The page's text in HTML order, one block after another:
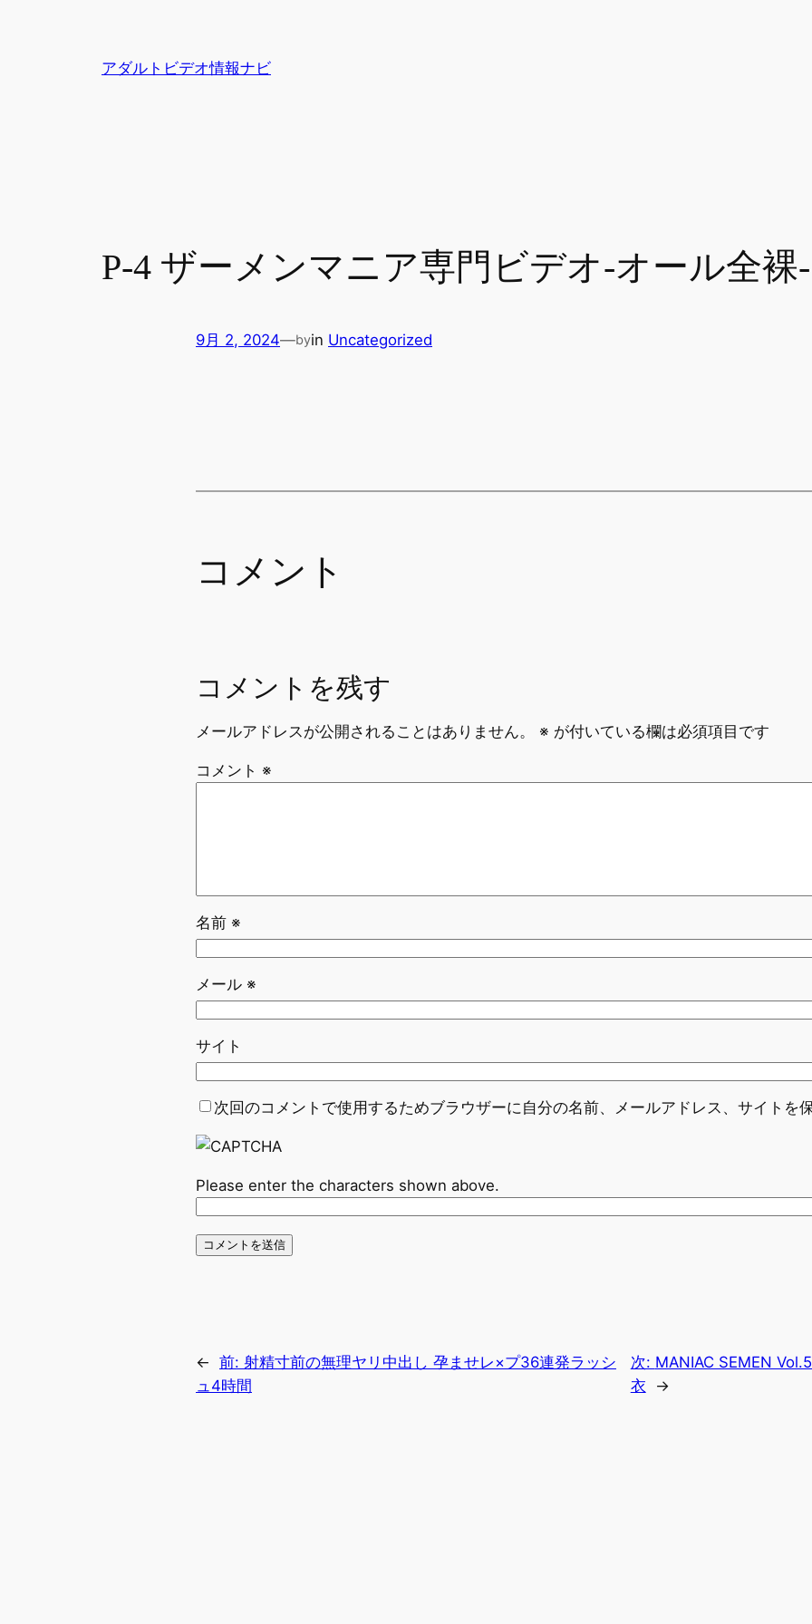
アダルトビデオ情報ナビ
P-4 ザーメンマニア専門ビデオ-オール全裸-
9月 2, 2024—byin Uncategorized
コメント
コメントを残す
メールアドレスが公開されることはありません。 ※ が付いている欄は必須項目です
コメント ※
名前 ※
メール ※
サイト
次回のコメントで使用するためブラウザーに自分の名前、メールアドレス、サイトを保
Please enter the characters shown above.
← 前: 射精寸前の無理ヤリ中出し 孕ませレ×プ36連発ラッシ
ュ4時間
次: MANIAC SEMEN
衣
→